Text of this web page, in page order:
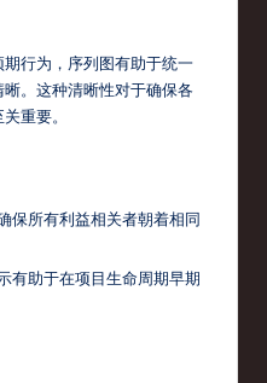
行为，序列图有助于统一
。这种清晰性对于确保各
重要。
保所有利益相关者朝着相同
有助于在项目生命周期早期